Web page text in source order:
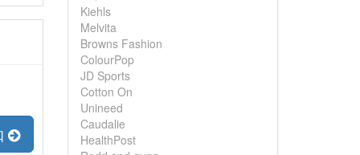
Kiehls
Melvita
Browns Fashion
ColourPop
JD Sports
Cotton On
Unineed
Caudalie
HealthPost